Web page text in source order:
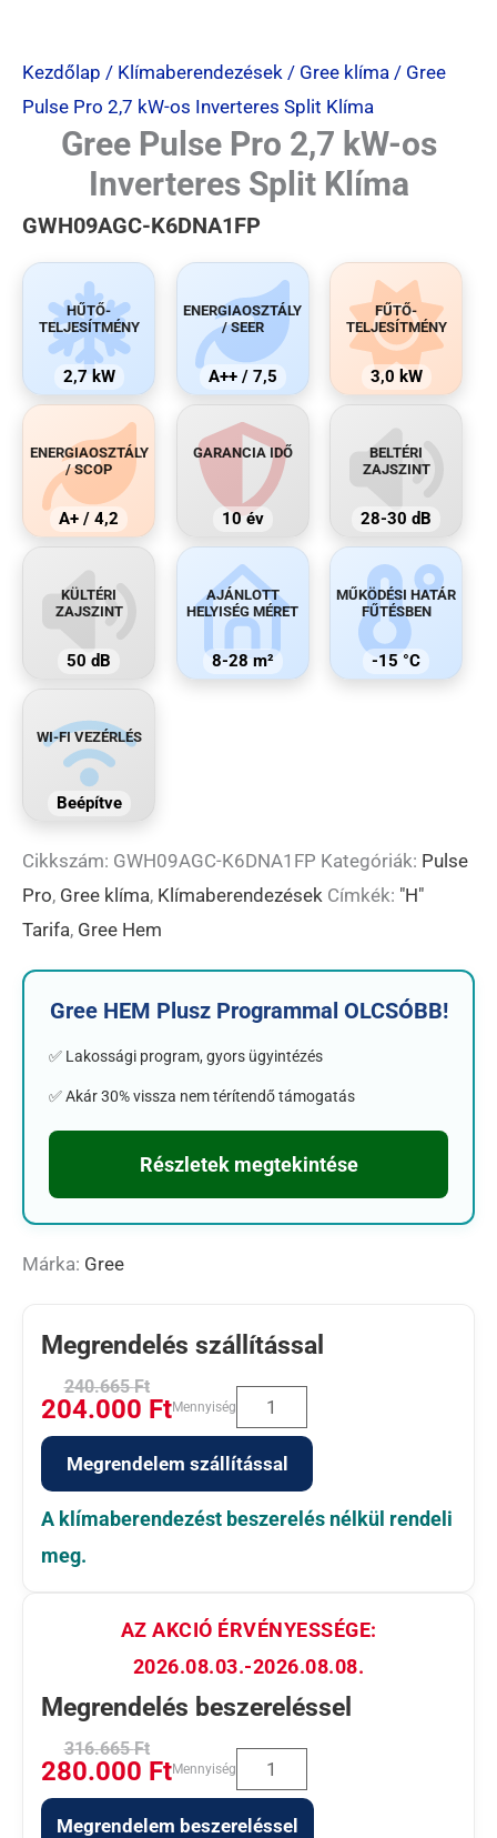
Kezdőlap / Klímaberendezések / Gree klíma / Gree
Pulse Pro 2,7 kW-os Inverteres Split Klíma
Gree Pulse Pro 2,7 kW-os
Inverteres Split Klíma
GWH09AGC-K6DNA1FP
HŰTŐ-
TELJESÍTMÉNY
2,7 kW
ENERGIAOSZTÁLY
/ SEER
A++ / 7,5
FŰTŐ-
TELJESÍTMÉNY
3,0 kW
ENERGIAOSZTÁLY
/ SCOP
A+ / 4,2
GARANCIA IDŐ
10 év
BELTÉRI
ZAJSZINT
28-30 dB
KÜLTÉRI
ZAJSZINT
50 dB
AJÁNLOTT
HELYISÉG MÉRET
8-28 m²
MŰKÖDÉSI HATÁR
FŰTÉSBEN
-15 °C
WI-FI VEZÉRLÉS
Beépítve
Cikkszám: GWH09AGC-K6DNA1FP Kategóriák: Pulse
Pro, Gree klíma, Klímaberendezések Címkék: "H"
Tarifa, Gree Hem
Gree HEM Plusz Programmal OLCSÓBB!
✅ Lakossági program, gyors ügyintézés
✅ Akár 30% vissza nem térítendő támogatás
Részletek megtekintése
Márka: Gree
Megrendelés szállítással
240.665Ft
204.000 FtMennyiség
Megrendelem szállítással
A klímaberendezést beszerelés nélkül rendeli
meg.
AZ AKCIÓ ÉRVÉNYESSÉGE:
2026.08.03.-2026.08.08.
Megrendelés beszereléssel
316.665Ft
280.000 FtMennyiség
Megrendelem beszereléssel